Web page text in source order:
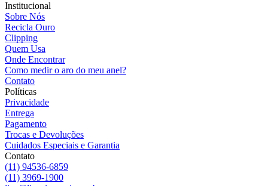
Institucional
Sobre Nós
Recicla Ouro
Clipping
Quem Usa
Onde Encontrar
Como medir o aro do meu anel?
Contato
Políticas
Privacidade
Entrega
Pagamento
Trocas e Devoluções
Cuidados Especiais e Garantia
Contato
(11) 94536-6859
(11) 3969-1900